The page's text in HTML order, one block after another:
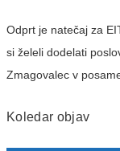
Odprt je natečaj za
si želeli dodelati
Zmagovalec v
Koledar objav